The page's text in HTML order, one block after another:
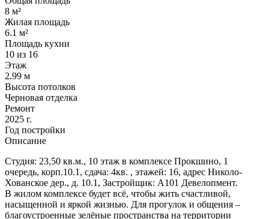
8 м²
Жилая площадь
6.1 м²
Площадь кухни
10 из 16
Этаж
2.99 м
Высота потолков
Черновая отделка
Ремонт
2025 г.
Год постройки
Описание
Студия: 23,50 кв.м., 10 этаж в комплексе Прокшино, 1
очередь, корп.10.1, сдача: 4кв. , этажей: 16, адрес Николо-
Хованское дер., д. 10.1, Застройщик: А101 Девелопмент.
В жилом комплексе будет всё, чтобы жить счастливой,
насыщенной и яркой жизнью. Для прогулок и общения –
благоустроенные зелёные пространства на территории